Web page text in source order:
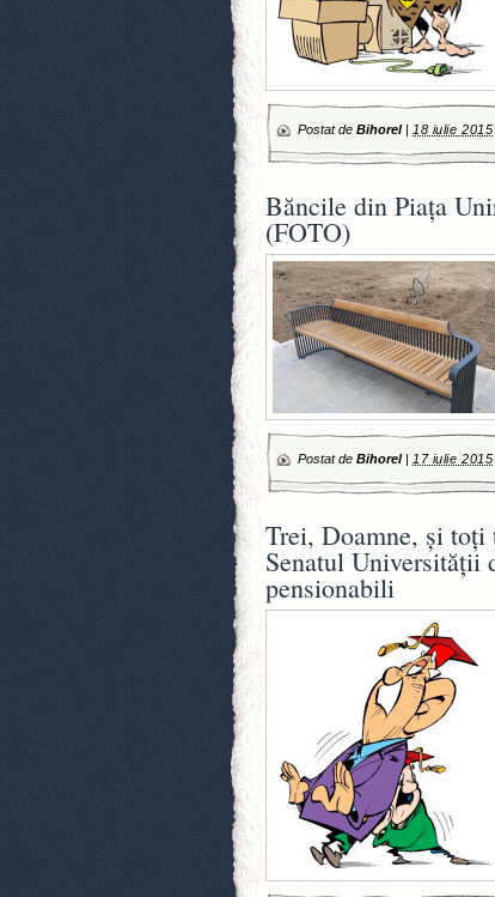
Postat de Bihorel| 18 iulie 2015
Băncile din Piaţa
(FOTO)
Postat de Bihorel| 17 iulie 2015
Trei, Doamne, şi toţi
Senatul Universităţii
pensionabili